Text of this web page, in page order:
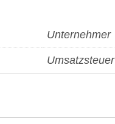
Unternehmer
Umsatzsteuer